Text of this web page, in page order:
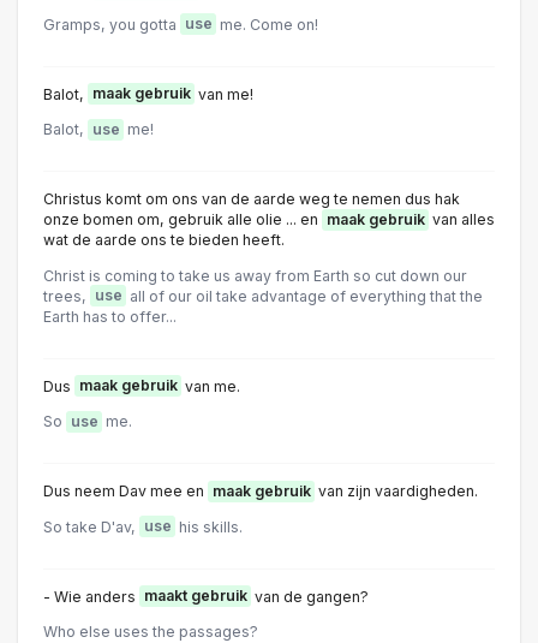
Gramps, you gotta use me. Come on!
Balot, maak gebruik van me!
Balot, use me!
Christus komt om ons van de aarde weg te nemen dus hak
onze bomen om, gebruik alle olie ... en maak gebruik van alles
wat de aarde ons te bieden heeft.
Christ is coming to take us away from Earth so cut down our
trees, use all of our oil take advantage of everything that the
Earth has to offer...
Dus maak gebruik van me.
So use me.
Dus neem Dav mee en maak gebruik van zijn vaardigheden.
So take D'av, use his skills.
- Wie anders maakt gebruik van de gangen?
Who else uses the passages?